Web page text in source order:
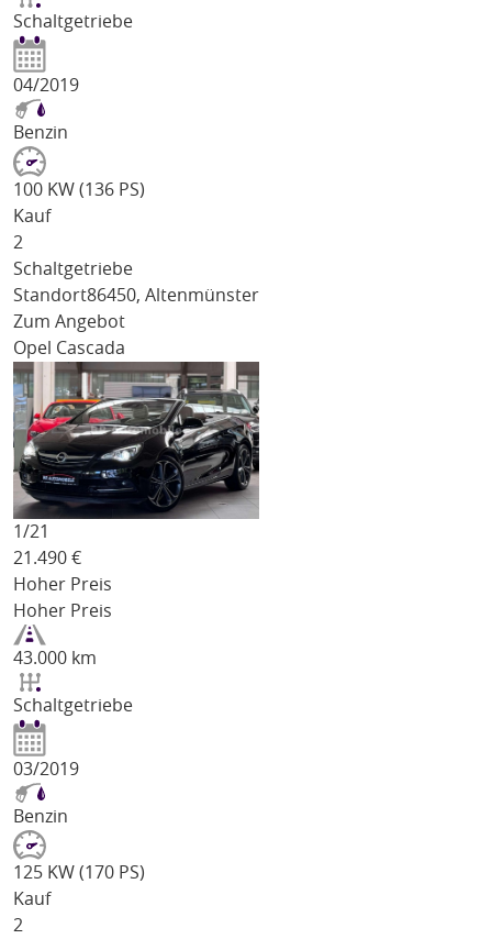
Schaltgetriebe
04/2019
Benzin
100 KW (136 PS)
Kauf
2
Schaltgetriebe
Standort86450, Altenmünster
Zum Angebot
Opel Cascada
1/21
21.490 €
Hoher Preis
Hoher Preis
43.000 km
Schaltgetriebe
03/2019
Benzin
125 KW (170 PS)
Kauf
2